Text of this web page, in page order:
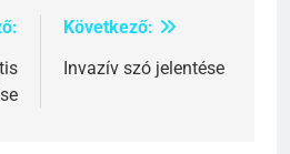
Következő:
Invazív szó jelentése